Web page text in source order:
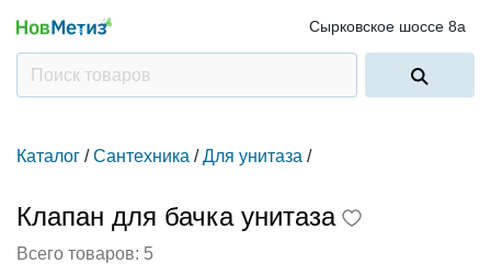
Сырковское шоссе 8а
Каталог / Сантехника / Для унитаза /
Клапан для бачка унитаза
Всего товаров: 5